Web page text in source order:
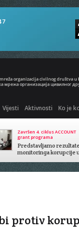
Vijesti Aktivnosti Ko je
Završen 4. ciklus ACCOUNT
grant programa
Predstavljamo
monitoringa korupcije
protiv